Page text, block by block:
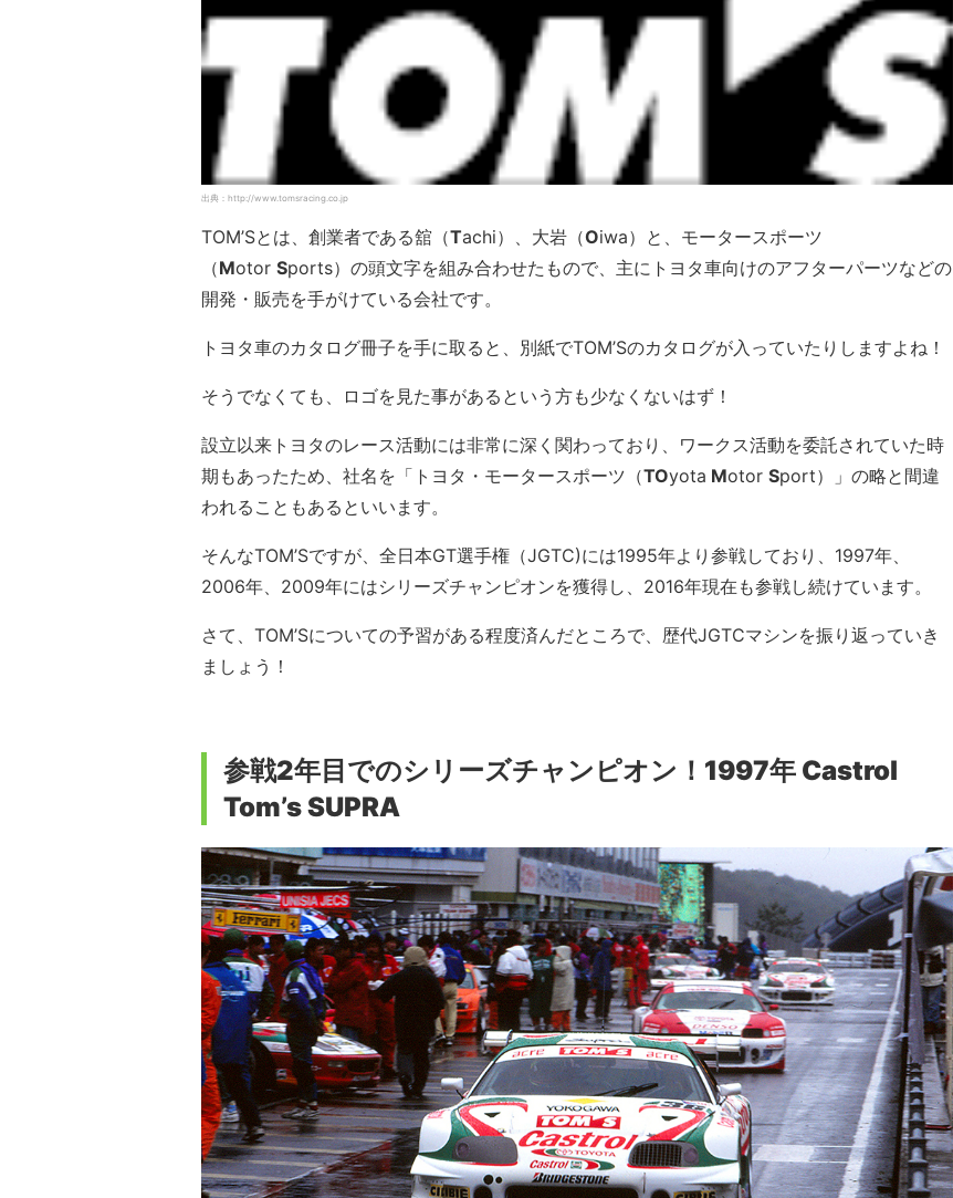
出典：http://www.tomsracing.co.jp
TOM’Sとは、創業者である舘（Tachi）、大岩（Oiwa）と、モータースポーツ
（Motor Sports）の頭文字を組み合わせたもので、主にトヨタ車向けのアフターパーツなどの
開発・販売を手がけている会社です。
トヨタ車のカタログ冊子を手に取ると、別紙でTOM’Sのカタログが入っていたりしますよね！
そうでなくても、ロゴを見た事があるという方も少なくないはず！
設立以来トヨタのレース活動には非常に深く関わっており、ワークス活動を委託されていた時
期もあったため、社名を「トヨタ・モータースポーツ（TOyota Motor Sport）」の略と間違
われることもあるといいます。
そんなTOM’Sですが、全日本GT選手権（JGTC)には1995年より参戦しており、1997年、
2006年、2009年にはシリーズチャンピオンを獲得し、2016年現在も参戦し続けています。
さて、TOM’Sについての予習がある程度済んだところで、歴代JGTCマシンを振り返っていき
ましょう！
参戦2年目でのシリーズチャンピオン！1997年 Castrol
Tom’s SUPRA